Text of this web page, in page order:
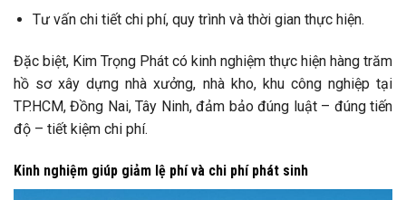
Tư vấn chi tiết chi phí, quy trình và thời gian thực hiện.
Đặc biệt, Kim Trọng Phát có kinh nghiệm thực hiện hàng trăm
hồ sơ xây dựng nhà xưởng, nhà kho, khu công nghiệp tại
TP.HCM, Đồng Nai, Tây Ninh, đảm bảo đúng luật – đúng tiến
độ – tiết kiệm chi phí.
Kinh nghiệm giúp giảm lệ phí và chi phí phát sinh